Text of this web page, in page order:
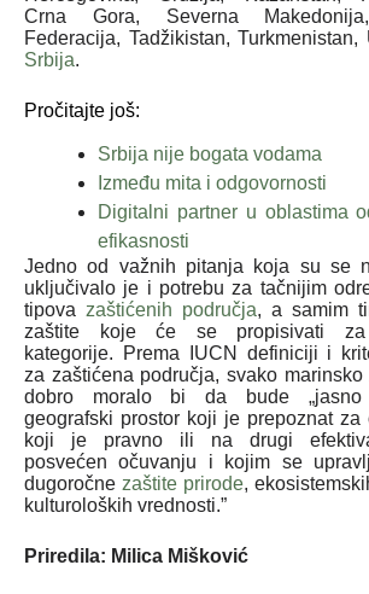
Crna Gora, Severna
Federacija, Tadžikistan, Turkmenistan,
Srbija.
Pročitajte još:
Srbija nije bogata vodama
Između mita i odgovornosti
Digitalni partner u oblastima
efikasnosti
Jedno od važnih pitanja koja su se
uključivalo je i potrebu za tačnijim
tipova zaštićenih područja, a samim
zaštite koje će se propisivati za
kategorije. Prema IUCN definiciji i
za zaštićena područja, svako marinsko
dobro moralo bi da bude „jasno
geografski prostor koji je prepoznat za
koji je pravno ili na drugi
posvećen očuvanju i kojim se
dugoročne zaštite prirode,
kulturoloških vrednosti.”
Priredila: Milica Mišković